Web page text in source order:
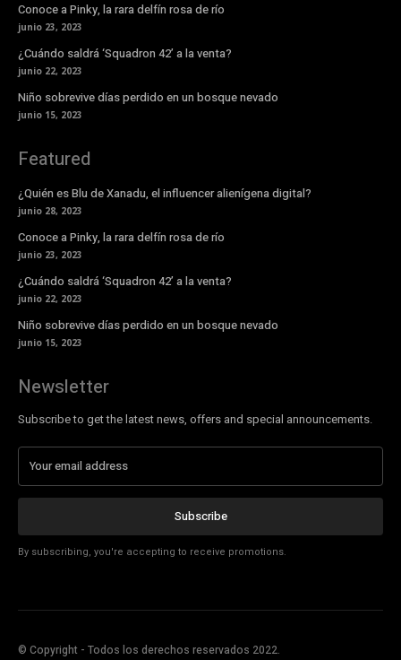
Conoce a Pinky, la rara delfín rosa de río
junio 23, 2023
¿Cuándo saldrá ‘Squadron 42’ a la venta?
junio 22, 2023
Niño sobrevive días perdido en un bosque nevado
junio 15, 2023
Featured
¿Quién es Blu de Xanadu, el influencer alienígena digital?
junio 28, 2023
Conoce a Pinky, la rara delfín rosa de río
junio 23, 2023
¿Cuándo saldrá ‘Squadron 42’ a la venta?
junio 22, 2023
Niño sobrevive días perdido en un bosque nevado
junio 15, 2023
Newsletter
Subscribe to get the latest news, offers and special announcements.
Subscribe
By subscribing, you're accepting to receive promotions.
© Copyright - Todos los derechos reservados 2022.